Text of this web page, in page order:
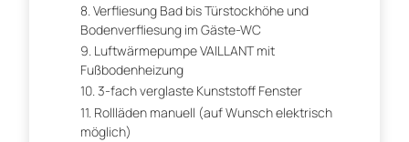
Verfliesung Bad bis Türstockhöhe und
Bodenverfliesung im Gäste-WC
Luftwärmepumpe VAILLANT mit
Fußbodenheizung
3-fach verglaste Kunststoff Fenster
Rollläden manuell (auf Wunsch elektrisch
möglich)